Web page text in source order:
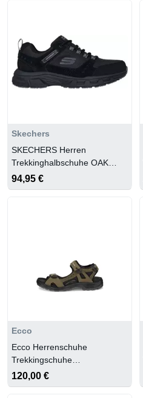
Skechers
SKECHERS Herren
Trekkinghalbschuhe OAK
CANYON-RYDELL
94,95 €
Ecco
Ecco Herrenschuhe
Trekkingschuhe
TARMAC/TARMAC
120,00 €